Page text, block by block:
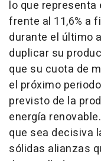
lo que representa
frente al 11,6% a
durante el último
duplicar su
que su cuota de
el próximo
previsto de la
energía
que sea decisiva
sólidas alianzas